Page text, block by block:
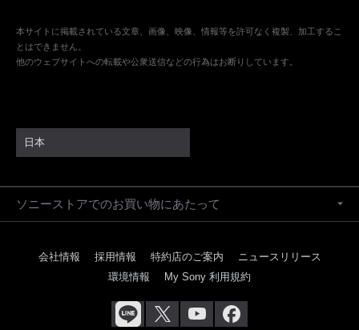
本サイトに掲載されている文章、画像、映像、情報等を許可なく複製、加工するこ
とはできません。
他のウェブサイトへの転載や公衆送信などの行為はお断りしています。
日本
ソニーストアでのお買い物にあたって
会社情報 採用情報 特約店のご案内
ニュースリリース
環境情報
My Sony 利用規約